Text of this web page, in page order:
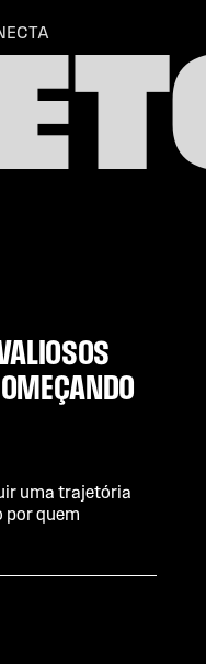
uma trajetória
por quem